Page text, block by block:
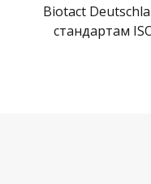
Biotact
стандартам